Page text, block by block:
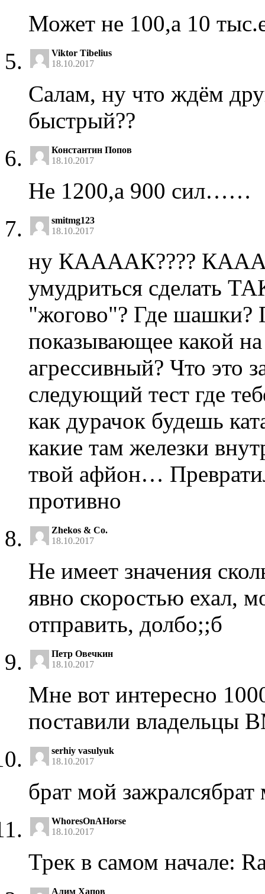
Может не 100,а 10
Viktor Tibelius
18.10.2017
Салам, ну что ждём
быстрый??
Константин Попов
18.10.2017
Не 1200,а 900 сил……
smitmg123
18.10.2017
ну КААААК????
умудриться сделать
"жогово"? Где шашки?
показывающее какой
агрессивный? Что это
следующий тест где
как дурачок будешь
какие там железки
твой афйон…
противно
Zhekos & Co.
18.10.2017
Не имеет значения
явно скоростью ехал,
отправить, долбо;;б
Петр Овечкин
18.10.2017
Мне вот интересно
поставили владельцы
serhiy vasulyuk
18.10.2017
брат мой
WhoresOnAHorse
18.10.2017
Трек в самом начале:
Алим Хапов